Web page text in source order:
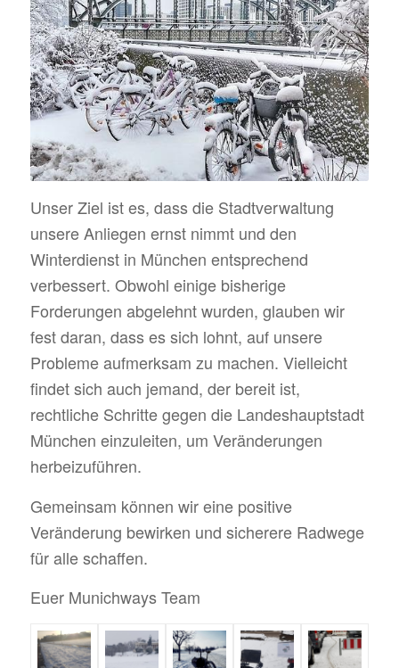
Unser Ziel ist es, dass die Stadtverwaltung
unsere Anliegen ernst nimmt und den
Winterdienst in München entsprechend
verbessert. Obwohl einige bisherige
Forderungen abgelehnt wurden, glauben wir
fest daran, dass es sich lohnt, auf unsere
Probleme aufmerksam zu machen. Vielleicht
findet sich auch jemand, der bereit ist,
rechtliche Schritte gegen die Landeshauptstadt
München einzuleiten, um Veränderungen
herbeizuführen.
Gemeinsam können wir eine positive
Veränderung bewirken und sicherere Radwege
für alle schaffen.
Euer Munichways Team